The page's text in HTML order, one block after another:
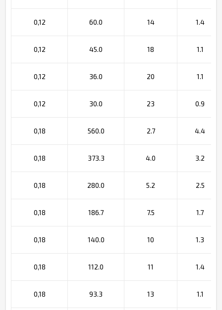
0,12 60.0 14 1.4
0,12 45.0 18 1.1
0,12 36.0 20 1.1
0,12 30.0 23 0.9
0,18 560.0 2.7 4.4
0,18 373.3 4.0 3.2
0,18 280.0 5.2 2.5
0,18 186.7 7.5 1.7
0,18 140.0 10 1.3
0,18 112.0 11 1.4
0,18 93.3 13 1.1